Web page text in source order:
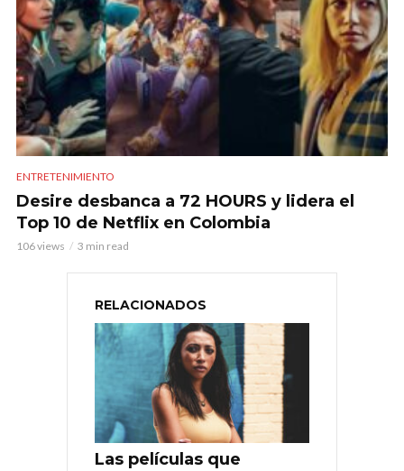
ENTRETENIMIENTO
Desire desbanca a 72 HOURS y lidera el
Top 10 de Netflix en Colombia
106 views 3 min read
RELACIONADOS
Las películas que